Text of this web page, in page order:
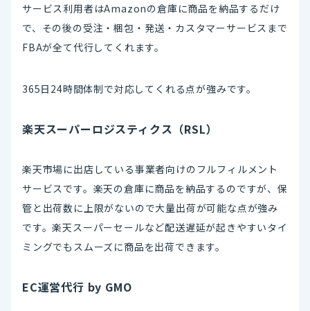
サービス利用者はAmazonの倉庫に商品を納品するだけ
で、その後の受注・梱包・発送・カスタマーサービスまで
FBAが全て代行してくれます。
365日24時間体制で対応してくれる点が強みです。
楽天スーパーロジスティクス（RSL）
楽天市場に出店している事業者向けのフルフィルメント
サービスです。楽天の倉庫に商品を納品するのですが、保
管と出荷数に上限がないので大量出荷が可能な点が強み
です。楽天スーパーセールなど配送遅延が起きやすいタイ
ミングでもスムーズに商品を出荷できます。
EC運営代行 by GMO